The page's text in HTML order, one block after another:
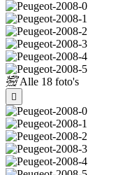
Alle 18 foto's